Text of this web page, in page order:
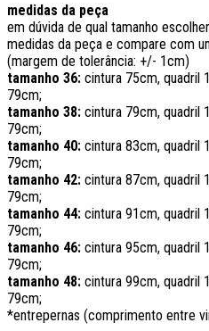
medidas da peça
em dúvida de qual tamanho
medidas da peça e compare com
(margem de tolerância: +/- 1cm)
tamanho 36: cintura 75cm, quadril
79cm;
tamanho 38: cintura 79cm, quadril
79cm;
tamanho 40: cintura 83cm, quadril
79cm;
tamanho 42: cintura 87cm, quadril
79cm;
tamanho 44: cintura 91cm, quadril
79cm;
tamanho 46: cintura 95cm, quadril
79cm;
tamanho 48: cintura 99cm, quadril
79cm;
*entrepernas (comprimento entre